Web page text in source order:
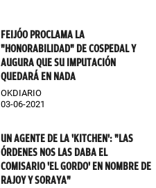
FEIJÓO PROCLAMA LA
"HONORABILIDAD" DE COSPEDAL Y
AUGURA QUE SU IMPUTACIÓN
QUEDARÁ EN NADA
OKDIARIO
03-06-2021
UN AGENTE DE LA 'KITCHEN': "LAS
ÓRDENES NOS LAS DABA EL
COMISARIO 'EL GORDO' EN NOMBRE DE
RAJOY Y SORAYA"